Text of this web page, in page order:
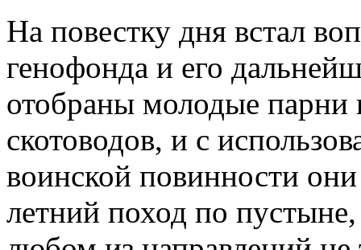
На повестку дня встал
генофонда и его
отобраны молодые
скотоводов, и с
воинской повинности
летний поход по